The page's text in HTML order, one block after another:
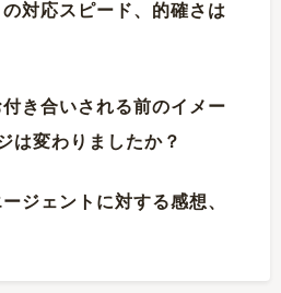
対応スピード、的確さは
き合いされる前のイメー
は変わりましたか？
ジェントに対する感想、